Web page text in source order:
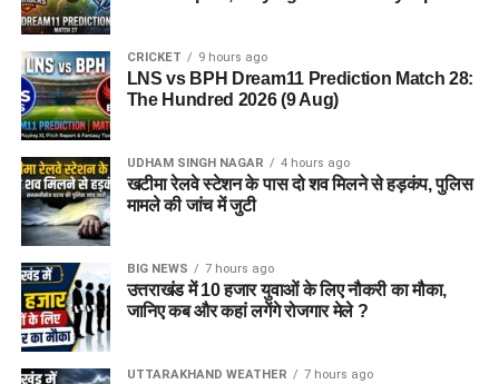
CRICKET 9 hours ago
LNS vs BPH Dream11 Prediction Match 28:
The Hundred 2026 (9 Aug)
UDHAM SINGH NAGAR 4 hours ago
खटीमा रेलवे स्टेशन के पास दो शव मिलने से हड़कंप, पुलिस
मामले की जांच में जुटी
BIG NEWS 7 hours ago
उत्तराखंड में 10 हजार युवाओं के लिए नौकरी का मौका,
जानिए कब और कहां लगेंगे रोजगार मेले ?
UTTARAKHAND WEATHER 7 hours ago